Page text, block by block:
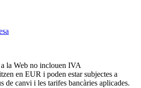
la Web no inclouen IVA
en EUR i poden estar subjectes a
de canvi i les tarifes bancàries aplicades.